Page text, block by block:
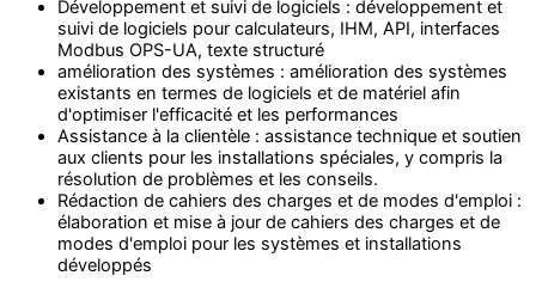
Développement et suivi de logiciels : développement et
suivi de logiciels pour calculateurs, IHM, API, interfaces
Modbus OPS-UA, texte structuré
amélioration des systèmes : amélioration des systèmes
existants en termes de logiciels et de matériel afin
d'optimiser l'efficacité et les performances
Assistance à la clientèle : assistance technique et soutien
aux clients pour les installations spéciales, y compris la
résolution de problèmes et les conseils.
Rédaction de cahiers des charges et de modes d'emploi :
élaboration et mise à jour de cahiers des charges et de
modes d'emploi pour les systèmes et installations
développés